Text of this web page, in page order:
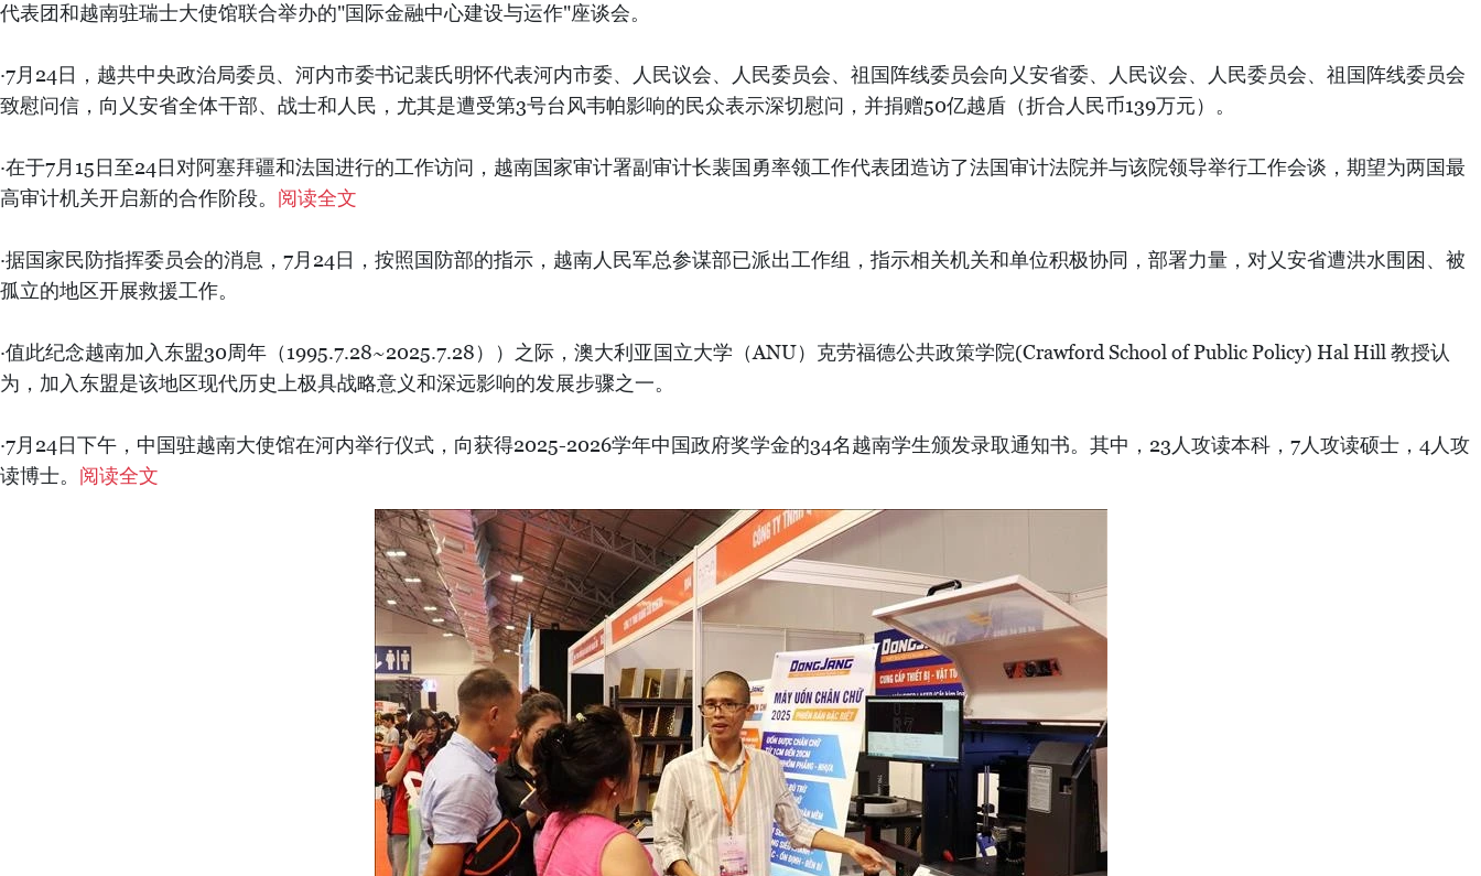
代表团和越南驻瑞士大使馆联合举办的"国际金融中心建设与运作"座谈会。
·7月24日，越共中央政治局委员、河内市委书记裴氏明怀代表河内市委、人民议会、人民委员会、祖国阵线委员会向乂安省委、人民议会、人民委员会、祖国阵线委员会
致慰问信，向乂安省全体干部、战士和人民，尤其是遭受第3号台风韦帕影响的民众表示深切慰问，并捐赠50亿越盾（折合人民币139万元）。
·在于7月15日至24日对阿塞拜疆和法国进行的工作访问，越南国家审计署副审计长裴国勇率领工作代表团造访了法国审计法院并与该院领导举行工作会谈，期望为两国最
高审计机关开启新的合作阶段。 阅读全文
·据国家民防指挥委员会的消息，7月24日，按照国防部的指示，越南人民军总参谋部已派出工作组，指示相关机关和单位积极协同，部署力量，对乂安省遭洪水围困、被
孤立的地区开展救援工作。
·值此纪念越南加入东盟30周年（1995.7.28~2025.7.28））之际，澳大利亚国立大学（ANU）克劳福德公共政策学院(Crawford School of Public Policy) Hal Hill 教授认
为，加入东盟是该地区现代历史上极具战略意义和深远影响的发展步骤之一。
·7月24日下午，中国驻越南大使馆在河内举行仪式，向获得2025-2026学年中国政府奖学金的34名越南学生颁发录取通知书。其中，23人攻读本科，7人攻读硕士，4人攻
读博士。 阅读全文